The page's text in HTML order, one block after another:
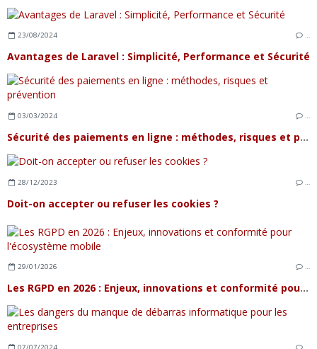
23/08/2024 …
Avantages de Laravel : Simplicité, Performance et Sécurité
03/03/2024 …
Sécurité des paiements en ligne : méthodes, risques et prévention
28/12/2023 …
Doit-on accepter ou refuser les cookies ?
29/01/2026 …
Les RGPD en 2026 : Enjeux, innovations et conformité pour l'écosystème mobile
07/07/2024